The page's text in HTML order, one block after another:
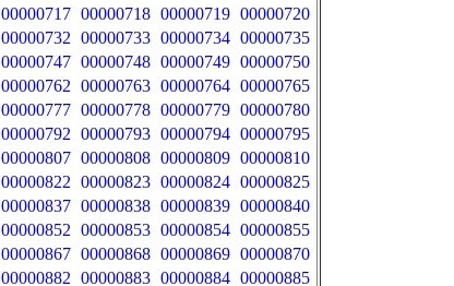
00000717 00000718 00000719 00000720
00000732 00000733 00000734 00000735
00000747 00000748 00000749 00000750
00000762 00000763 00000764 00000765
00000777 00000778 00000779 00000780
00000792 00000793 00000794 00000795
00000807 00000808 00000809 00000810
00000822 00000823 00000824 00000825
00000837 00000838 00000839 00000840
00000852 00000853 00000854 00000855
00000867 00000868 00000869 00000870
00000882 00000883 00000884 00000885